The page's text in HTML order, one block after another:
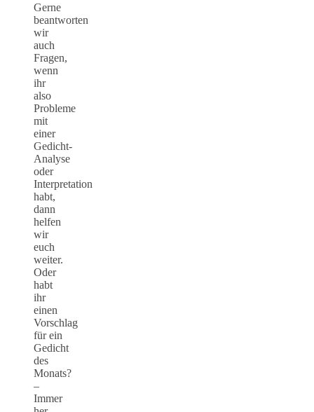
Gerne
beantworten
wir
auch
Fragen,
wenn
ihr
also
Probleme
mit
einer
Gedicht-
Analyse
oder
Interpretation
habt,
dann
helfen
wir
euch
weiter.
Oder
habt
ihr
einen
Vorschlag
für ein
Gedicht
des
Monats?
–
Immer